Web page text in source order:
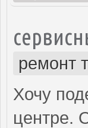
ремонт
Хочу
центре.